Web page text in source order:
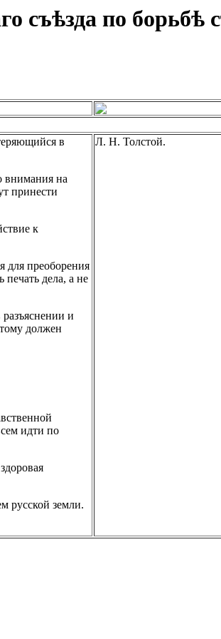
съѣзда по борьбѣ
в
внимания на
принести
к
для преоборения
дела, а не
и
должен
идти по
русской земли.
Л. Н. Толстой.